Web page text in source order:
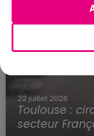
22 juillet 2026
Toulouse :
secteur